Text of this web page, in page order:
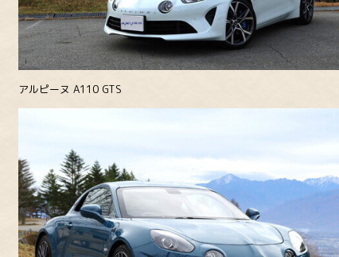
アルピーヌ A110 GTS